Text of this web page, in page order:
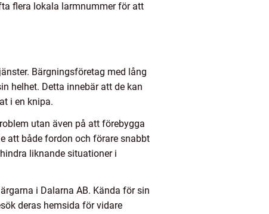
flera lokala larmnummer för att
Bärgningsföretag med lång
helhet. Detta innebär att de kan
i en knipa.
utan även på att förebygga
att både fordon och förare snabbt
liknande situationer i
i Dalarna AB. Kända för sin
deras hemsida för vidare